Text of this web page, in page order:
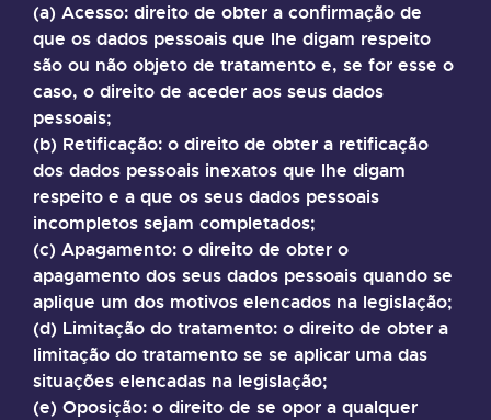
(a) Acesso: direito de obter a confirmação de
que os dados pessoais que lhe digam respeito
são ou não objeto de tratamento e, se for esse o
caso, o direito de aceder aos seus dados
pessoais;
(b) Retificação: o direito de obter a retificação
dos dados pessoais inexatos que lhe digam
respeito e a que os seus dados pessoais
incompletos sejam completados;
(c) Apagamento: o direito de obter o
apagamento dos seus dados pessoais quando se
aplique um dos motivos elencados na legislação;
(d) Limitação do tratamento: o direito de obter a
limitação do tratamento se se aplicar uma das
situações elencadas na legislação;
(e) Oposição: o direito de se opor a qualquer